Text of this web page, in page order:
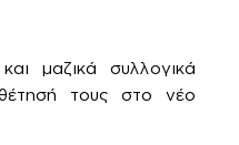
μαζικά συλλογικά
τους στο νέο